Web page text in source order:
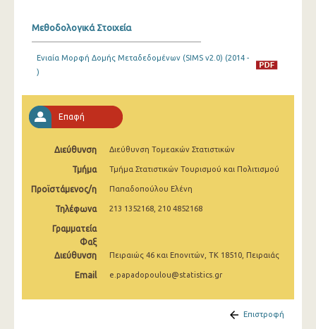
2014
2012
2010
2009
2008
2007
Μεθοδολογικά Στοιχεία
Ενιαία Μορφή Δομής Μεταδεδομένων (SIMS v2.0) (2014 -
)
Επαφή
Διεύθυνση Διεύθυνση Τομεακών Στατιστικών
Τμήμα Τμήμα Στατιστικών Τουρισμού και Πολιτισμού
Προϊστάμενος/η Παπαδοπούλου Ελένη
Τηλέφωνα 213 1352168, 210 4852168
Γραμματεία
Φαξ
Διεύθυνση
Πειραιώς 46 και Επονιτών, ΤΚ 18510, Πειραιάς
Email e.papadopoulou@statistics.gr
Επιστροφή